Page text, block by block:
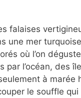
falaises
une mer
où l’on
par l’océan, des
à marée
le souffle